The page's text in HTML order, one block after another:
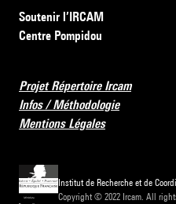
Soutenir l’IRCAM
Centre Pompidou
Projet Répertoire Ircam
Infos / Méthodologie
Mentions Légales
Institut de Recherche et de
Copyright © 2022 Ircam. All